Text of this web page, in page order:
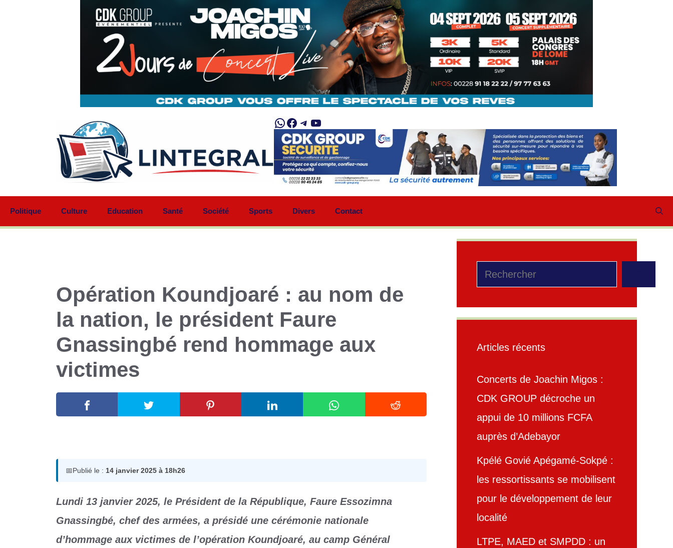
WhatsApp
Facebook
Telegram
YouTube
Politique Culture Education Santé Société Sports Divers Contact
Opération Koundjoaré : au nom de
la nation, le président Faure
Gnassingbé rend hommage aux
victimes
📅Publié le : 14 janvier 2025 à 18h26
Lundi 13 janvier 2025, le Président de la République, Faure Essozimna
Gnassingbé, chef des armées, a présidé une cérémonie nationale
d’hommage aux victimes de l’opération Koundjoaré, au camp Général
Rechercher
Articles récents
Concerts de Joachin Migos :
CDK GROUP décroche un
appui de 10 millions FCFA
auprès d’Adebayor
Kpélé Govié Apégamé-Sokpé :
les ressortissants se mobilisent
pour le développement de leur
localité
LTPE, MAED et SMPDD : un